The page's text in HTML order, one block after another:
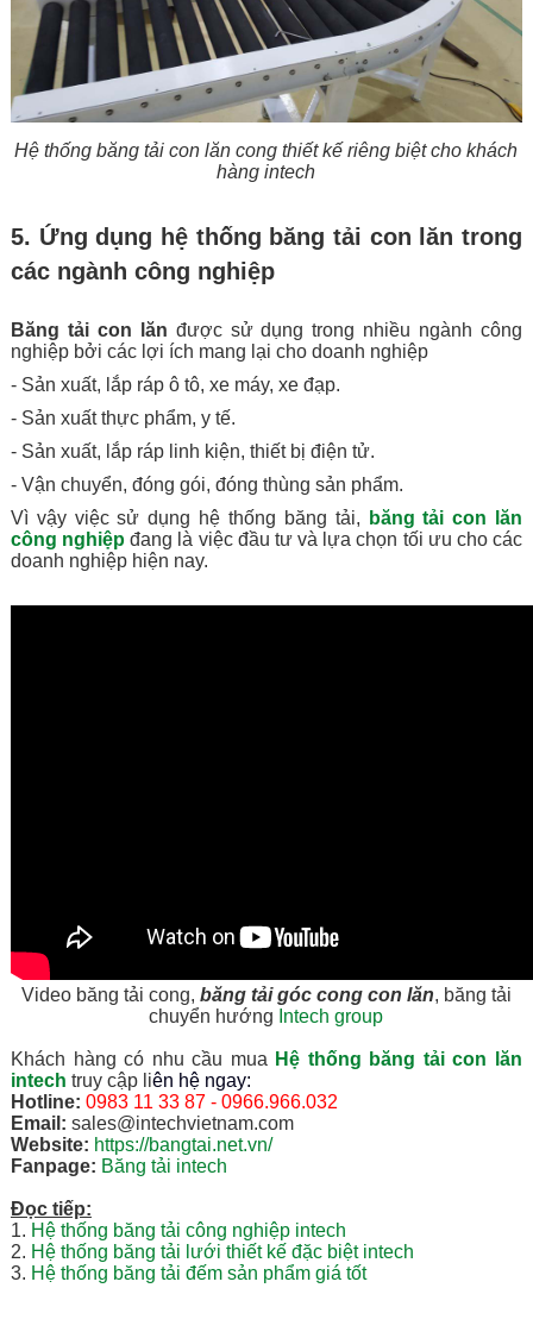
Hệ thống băng tải con lăn cong thiết kế riêng biệt cho khách
hàng intech
5. Ứng dụng hệ thống băng tải con lăn trong
các ngành công nghiệp
Băng tải con lăn được sử dụng trong nhiều ngành công
nghiệp bởi các lợi ích mang lại cho doanh nghiệp
- Sản xuất, lắp ráp ô tô, xe máy, xe đạp.
- Sản xuất thực phẩm, y tế.
- Sản xuất, lắp ráp linh kiện, thiết bị điện tử.
- Vận chuyển, đóng gói, đóng thùng sản phẩm.
Vì vậy việc sử dụng hệ thống băng tải,
băng tải con lăn
công nghiệp đang là việc đầu tư và lựa chọn tối ưu cho các
doanh nghiệp hiện nay.
Video băng tải cong, băng tải góc cong con lăn, băng tải
chuyển hướng Intech group
Khách hàng có nhu cầu mua Hệ thống băng tải con lăn
intech truy cập liên hệ ngay:
Hotline: 0983 11 33 87 - 0966.966.032
Email: sales@intechvietnam.com
Website: https://bangtai.net.vn/
Fanpage: Băng tải intech
Đọc tiếp:
1. Hệ thống băng tải công nghiệp intech
2. Hệ thống băng tải lưới thiết kế đặc biệt intech
3. Hệ thống băng tải đếm sản phẩm giá tốt